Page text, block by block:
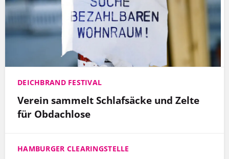
DEICHBRAND FESTIVAL
Verein sammelt Schlafsäcke und Zelte
für Obdachlose
HAMBURGER CLEARINGSTELLE